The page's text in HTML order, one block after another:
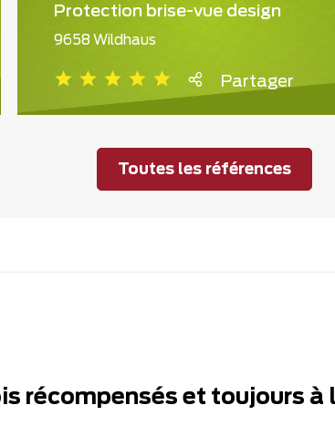
Protection brise-vue design
9658 Wildhaus
Partager
Toutes les références
récompensés et toujours à